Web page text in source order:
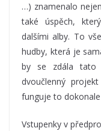
…) znamenalo
také úspěch,
dalšími alby. To
hudby, která je
by se zdála tato
dvoučlenný
funguje to
Vstupenky v